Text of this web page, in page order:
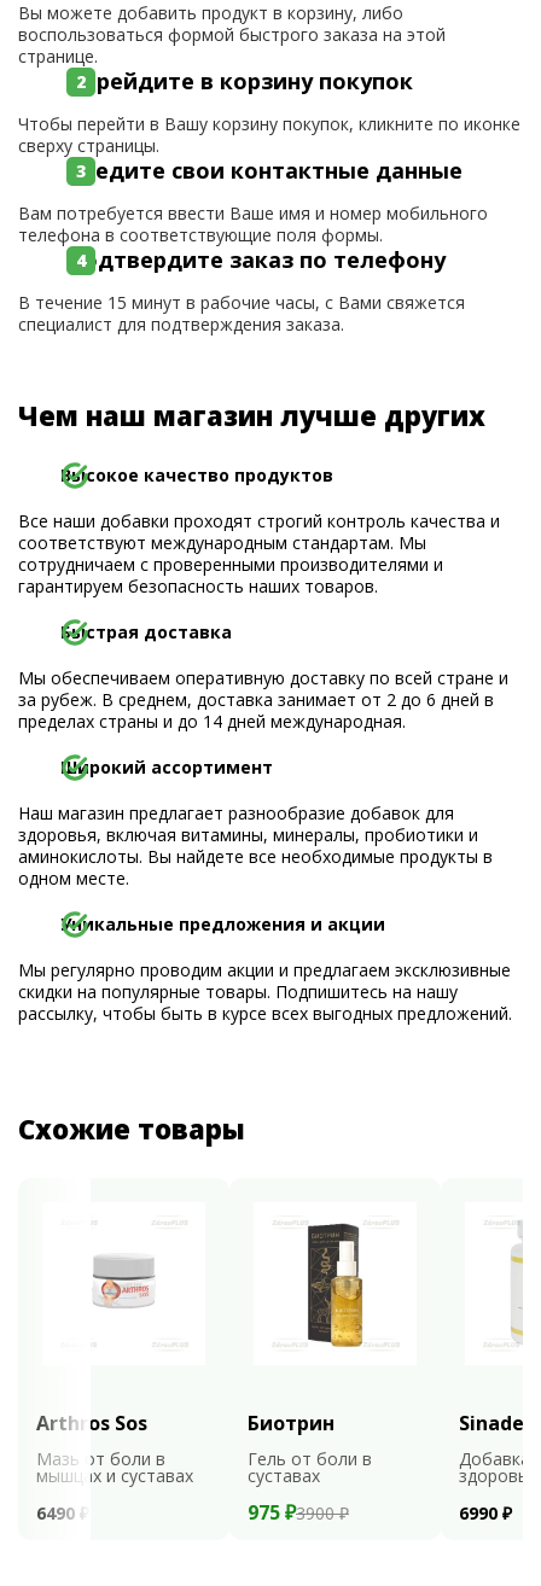
Вы можете добавить продукт в корзину, либо
воспользоваться формой быстрого заказа на этой
странице.
Перейдите в корзину покупок
Чтобы перейти в Вашу корзину покупок, кликните по иконке
сверху страницы.
Введите свои контактные данные
Вам потребуется ввести Ваше имя и номер мобильного
телефона в соответствующие поля формы.
Подтвердите заказ по телефону
В течение 15 минут в рабочие часы, с Вами свяжется
специалист для подтверждения заказа.
Чем наш магазин лучше других
Высокое качество продуктов
Все наши добавки проходят строгий контроль качества и
соответствуют международным стандартам. Мы
сотрудничаем с проверенными производителями и
гарантируем безопасность наших товаров.
Быстрая доставка
Мы обеспечиваем оперативную доставку по всей стране и
за рубеж. В среднем, доставка занимает от 2 до 6 дней в
пределах страны и до 14 дней международная.
Широкий ассортимент
Наш магазин предлагает разнообразие добавок для
здоровья, включая витамины, минералы, пробиотики и
аминокислоты. Вы найдете все необходимые продукты в
одном месте.
Уникальные предложения и акции
Мы регулярно проводим акции и предлагаем эксклюзивные
скидки на популярные товары. Подпишитесь на нашу
рассылку, чтобы быть в курсе всех выгодных предложений.
Схожие товары
Arthros Sos
Мазь от боли в
мышцах и суставах
6490 ₽
Биотрин
Гель от боли в
суставах
975 ₽3900 ₽
Sinaden
Добавка
здоровья
6990 ₽